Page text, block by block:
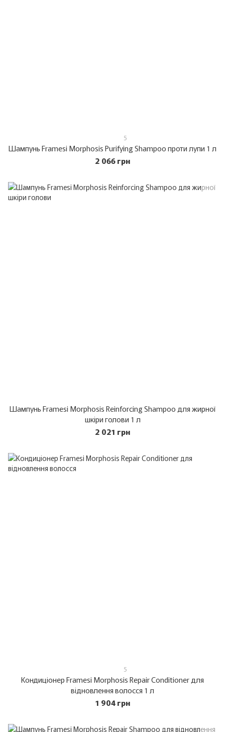
5
Шампунь Framesi Morphosis Purifying Shampoo проти лупи 1 л
2 066 грн
Шампунь Framesi Morphosis Reinforcing Shampoo для жирної
шкіри голови 1 л
2 021 грн
5
Кондиціонер Framesi Morphosis Repair Conditioner для
відновлення волосся 1 л
1 904 грн